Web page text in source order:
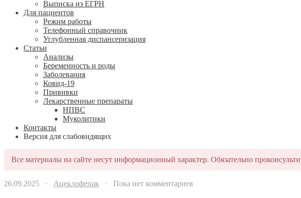
Выписка из ЕГРН
Для пациентов
Режим работы
Телефонный справочник
Углубленная диспансеризация
Статьи
Анализы
Беременность и роды
Заболевания
Ковид-19
Прививки
Лекарственные препараты
НПВС
Муколитики
Контакты
Версия для слабовидящих
Все материалы на сайте несут информационный характер. Обязательно
26.09.2025 · Ацеклофенак · Пока нет комментариев